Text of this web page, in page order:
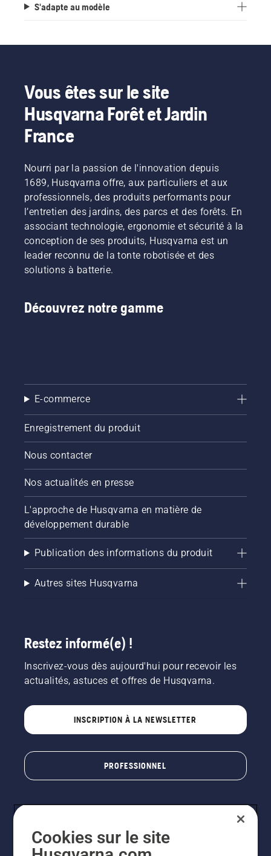
S'adapte au modèle
Vous êtes sur le site
Husqvarna Forêt et Jardin
France
Nourri par la passion de l'innovation depuis
1689, Husqvarna offre, aux particuliers et aux
professionnels, des produits performants pour
l’entretien des jardins, des parcs et des forêts. En
associant technologie, ergonomie et sécurité à la
conception de ses produits, Husqvarna est un
leader reconnu de la tonte robotisée et des
solutions à batterie.
Découvrez notre gamme
E-commerce
Enregistrement du produit
Nous contacter
Nos actualités en presse
L'approche de Husqvarna en matière de
développement durable
Publication des informations du produit
Autres sites Husqvarna
Restez informé(e) !
Inscrivez-vous dès aujourd'hui pour recevoir les
actualités, astuces et offres de Husqvarna.
INSCRIPTION À LA NEWSLETTER
PROFESSIONNEL
Cookies sur le site